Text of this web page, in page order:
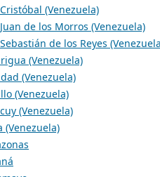
(Venezuela)
de los Morros (Venezuela)
de los Reyes
(Venezuela)
(Venezuela)
(Venezuela)
(Venezuela)
(Venezuela)